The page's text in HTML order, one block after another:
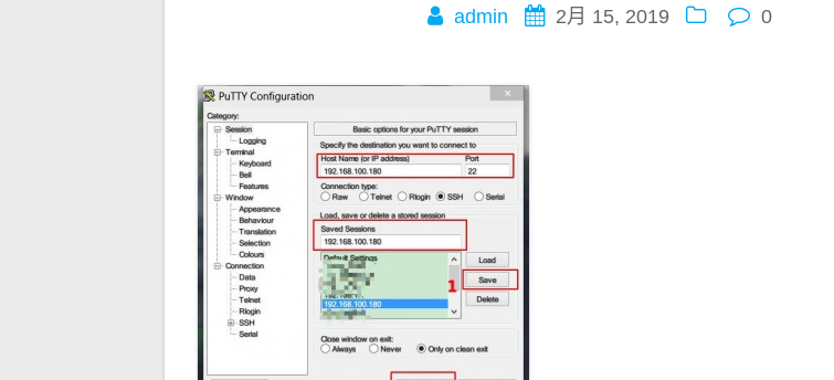
admin 2月 15, 2019 0
导
航